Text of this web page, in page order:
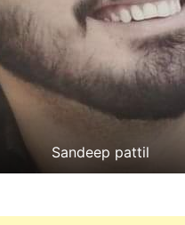
Sandeep pattil